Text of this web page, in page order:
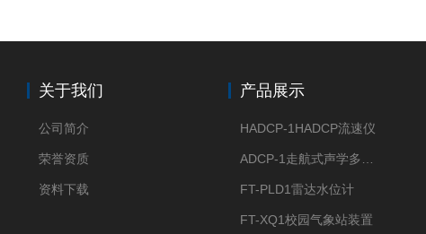
关于我们
公司简介
荣誉资质
资料下载
产品展示
HADCP-1HADCP流速仪
FT-PLD1雷达水位计
FT-XQ1校园气象站装置